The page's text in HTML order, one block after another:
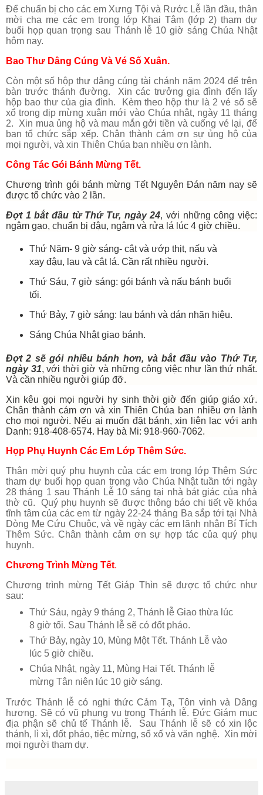
Để chuẩn bị cho các em Xưng Tội và Rước Lễ lần đầu, thân
mời cha mẹ các em trong lớp Khai Tâm (lớp 2) tham dự
buổi họp quan trọng sau Thánh lễ 10 giờ sáng Chúa Nhật
hôm nay.
Bao Thư Dâng Cúng Và Vé Số Xuân.
Còn một số hộp thư dâng cúng tài chánh năm 2024 để trên
bàn trước thánh đường. Xin các trưởng gia đình đến lấy
hộp bao thư của gia đình. Kèm theo hộp thư là 2 vé số sẽ
xổ trong dịp mừng xuân mới vào Chúa nhật, ngày 11 tháng
2. Xin mua ủng hộ và mau mắn gởi tiền và cuống vé lại, để
ban tổ chức sắp xếp. Chân thành cám ơn sự ủng hộ của
mọi người, và xin Thiên Chúa ban nhiều ơn lành.
Công Tác Gói Bánh Mừng Tết.
Chương trình gói bánh mừng Tết Nguyên Đán năm nay sẽ
được tổ chức vào 2 lần.
Đợt 1 bắt đầu từ Thứ Tư, ngày 24, với những công việc:
ngâm gạo, chuẩn bị đậu, ngâm và rửa lá lúc 4 giờ chiều.
Thứ Năm- 9 giờ sáng- cắt và ướp thịt, nấu và
xay đậu, lau và cắt lá. Cần rất nhiều người.
Thứ Sáu, 7 giờ sáng: gói bánh và nấu bánh buổi
tối.
Thứ Bảy, 7 giờ sáng: lau bánh và dán nhãn hiệu.
Sáng Chúa Nhật giao bánh.
Đợt 2 sẽ gói nhiều bánh hơn, và bắt đầu vào Thứ Tư,
ngày 31, với thời giờ và những công việc như lần thứ nhất.
Và cần nhiều người giúp đỡ.
Xin kêu gọi mọi người hy sinh thời giờ đến giúp giáo xứ.
Chân thành cám ơn và xin Thiên Chúa ban nhiều ơn lành
cho mọi người. Nếu ai muốn đặt bánh, xin liên lạc với anh
Danh: 918-408-6574. Hay bà Mi: 918-960-7062.
Họp Phụ Huynh Các Em Lớp Thêm Sức.
Thân mời quý phụ huynh của các em trong lớp Thêm Sức
tham dự buổi họp quan trọng vào Chúa Nhật tuần tới ngày
28 tháng 1 sau Thánh Lễ 10 sáng tại nhà bát giác của nhà
thờ cũ. Quý phụ huynh sẽ được thông báo chi tiết về khóa
tĩnh tâm của các em từ ngày 22-24 tháng Ba sắp tới tại Nhà
Dòng Mẹ Cứu Chuộc, và về ngày các em lãnh nhận Bí Tích
Thêm Sức. Chân thành cảm ơn sự hợp tác của quý phụ
huynh.
Chương Trình Mừng Tết.
Chương trình mừng Tết Giáp Thìn sẽ được tổ chức như
sau:
Thứ Sáu, ngày 9 tháng 2, Thánh lễ Giao thừa lúc
8 giờ tối. Sau Thánh lễ sẽ có đốt pháo.
Thứ Bảy, ngày 10, Mùng Một Tết. Thánh Lễ vào
lúc 5 giờ chiều.
Chúa Nhật, ngày 11, Mùng Hai Tết. Thánh lễ
mừng Tân niên lúc 10 giờ sáng.
Trước Thánh lễ có nghi thức Cảm Tạ, Tôn vinh và Dâng
hương. Sẽ có vũ phụng vụ trong Thánh lễ. Đức Giám mục
địa phận sẽ chủ tế Thánh lễ. Sau Thánh lễ sẽ có xin lộc
thánh, lì xì, đốt pháo, tiệc mừng, sổ xố và văn nghệ. Xin mời
mọi người tham dự.